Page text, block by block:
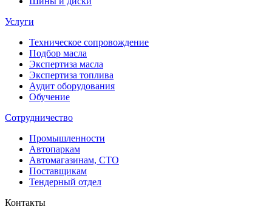
Услуги
Техническое сопровождение
Подбор масла
Экспертиза масла
Экспертиза топлива
Аудит оборудования
Обучение
Сотрудничество
Промышленности
Автопаркам
Автомагазинам, СТО
Поставщикам
Тендерный отдел
Контакты